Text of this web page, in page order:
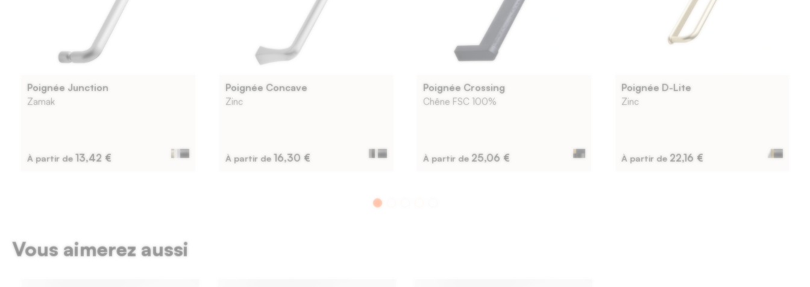
Poignée Junction
Zamak
À partir de 13,42 €
Poignée Concave
Zinc
À partir de 16,30 €
Poignée Crossing
Chêne FSC 100%
À partir de 25,06 €
Poignée D-Lite
Zinc
À partir de 22,16 €
Vous aimerez aussi